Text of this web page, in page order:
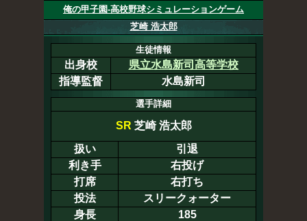
俺の甲子園-高校野球シミュレーションゲーム
芝崎 浩太郎
生徒情報
出身校
県立水島新司高等学校
指導監督
水島新司
選手詳細
SR 芝崎 浩太郎
扱い
引退
利き手
右投げ
打席
右打ち
投法
スリークォーター
身長
185